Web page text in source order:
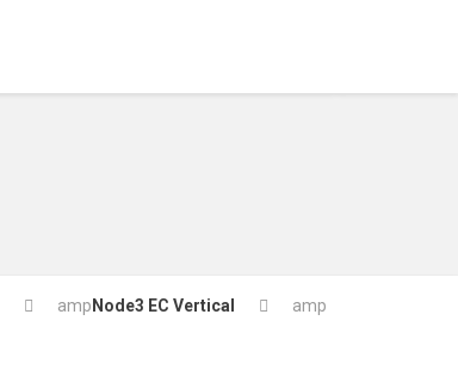
amp Node3 EC Vertical amp